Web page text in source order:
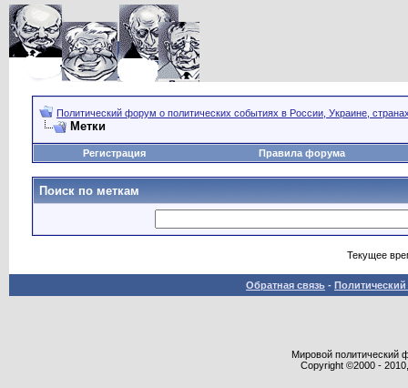
Политический форум о политических событиях в России, Украине,
Метки
Регистрация Правила форума
Поиск по меткам
Текущее
Обратная связь -
Мировой политический
Copyright ©2000 -